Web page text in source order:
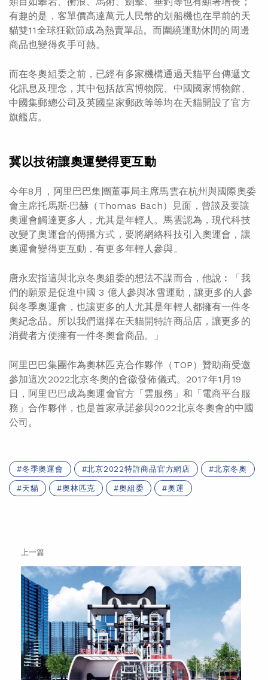
有趣的是，客單價高達萬元人民幣的划船機也在早前的天
貓雙11全球狂歡節成為熱賣單品。而圍繞運動休閒的周邊
商品也變得炙手可熱。
而在冬奧組委之前，已經有多家機構通過天貓平台傳遞文
化訊息及理念，其中包括故宮博物院、中國國家博物館、
中國集郵總公司及英國皇家郵政等等均在天貓開設了官方
旗艦店。
冀以技術讓奧運變得更互動
今年8月，阿里巴巴集團董事局主席馬雲在杭州與國際奧委
會主席托馬斯‧巴赫（Thomas Bach）見面，曾談及要讓
奧運會觸達更多人，尤其是年輕人。馬雲認為，現代科技
改變了奧運會的傳播方式，要將網絡科技引入奧運會，讓
奧運會變得更互動，有更多年輕人參與。
唐永宏指這與北京冬奧組委的想法不謀而合，他說︰「我
們的願景是促進中國 3 億人參與冰雪運動，讓更多的人參
與冬季奧運會，也讓更多的人尤其是年輕人都擁有一件冬
奧紀念品。所以我們選擇在天貓開特許商品店，讓更多的
消費者方便擁有一件冬奧會商品。」
阿里巴巴集團作為奧林匹克合作夥伴（TOP）贊助商受邀
參加這次2022北京冬奧的會徽發佈儀式。2017年1月19
日， 阿里巴巴成為奧運會官方「雲服務」和「電商平台服
務」合作夥伴，也是首家承諾參與2022北京冬奧會的中國
公司。
冬季奧運會 北京2022特許商品官方網店 北京冬奧
天貓 奧林匹克 奧組委 奧運
上一篇